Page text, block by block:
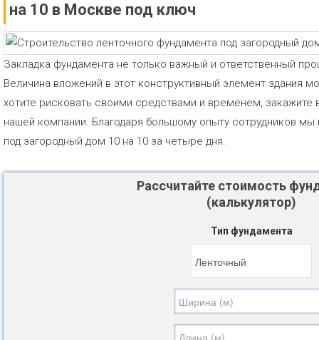
на 10 в Москве под ключ
Закладка фундамента не только важный и ответственный
Величина вложений в этот конструктивный элемент здания
хотите рисковать своими средствами и временем, закажите
нашей компании. Благодаря большому опыту сотрудников
под загородный дом 10 на 10 за четыре дня.
Рассчитайте стоимость
(калькулятор)
Тип фундамента